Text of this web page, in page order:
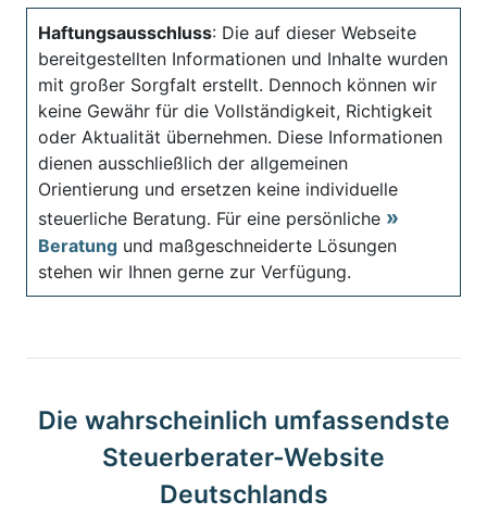
Haftungsausschluss: Die auf dieser Webseite
bereitgestellten Informationen und Inhalte wurden
mit großer Sorgfalt erstellt. Dennoch können wir
keine Gewähr für die Vollständigkeit, Richtigkeit
oder Aktualität übernehmen. Diese Informationen
dienen ausschließlich der allgemeinen
Orientierung und ersetzen keine individuelle
steuerliche Beratung. Für eine persönliche
Beratung und maßgeschneiderte Lösungen
stehen wir Ihnen gerne zur Verfügung.
Die wahrscheinlich umfassendste
Steuerberater-Website
Deutschlands